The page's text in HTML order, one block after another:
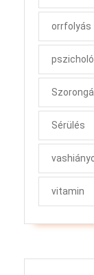
orrfolyás
Sérülés
vitamin